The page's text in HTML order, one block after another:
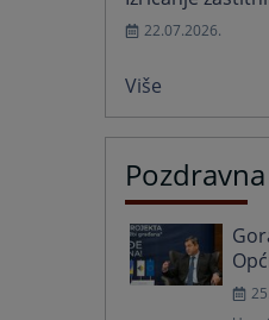
22.07.2026.
Više